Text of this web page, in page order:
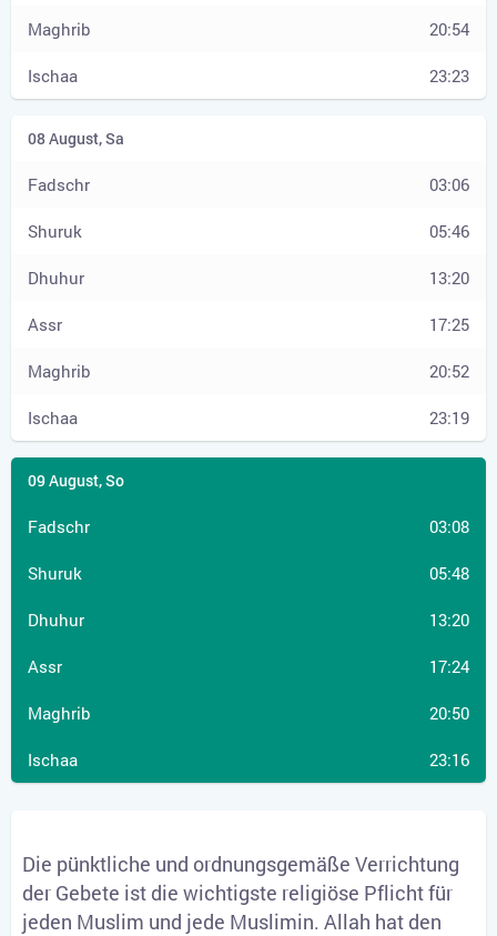
20:54
23:23
03:06
05:46
13:20
17:25
20:52
23:19
03:08
05:48
13:20
17:24
20:50
23:16
Die pünktliche und ordnungsgemäße Verrichtung
der Gebete ist die wichtigste religiöse Pflicht für
jeden Muslim und jede Muslimin. Allah hat den